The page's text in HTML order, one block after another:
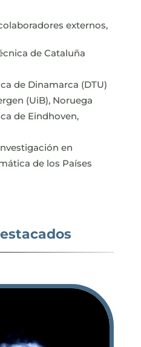
externos,
de Cataluña
de Dinamarca (DTU)
(UiB), Noruega
de Eindhoven,
en
de los Países